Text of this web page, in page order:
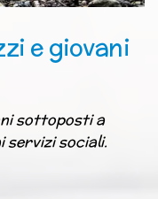
e giovani
sottoposti a
servizi sociali.